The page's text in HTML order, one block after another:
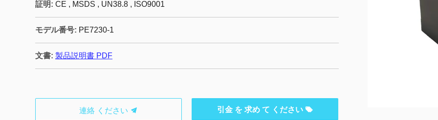
証明: CE , MSDS , UN38.8 , ISO9001
モデル番号: PE7230-1
文書: 製品説明書 PDF
連絡 ください 引金 を 求め て ください